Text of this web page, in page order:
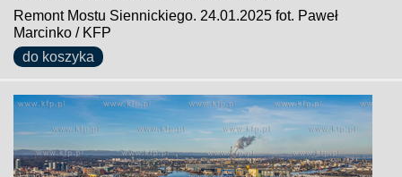
Remont Mostu Siennickiego. 24.01.2025 fot. Paweł
Marcinko / KFP
do koszyka